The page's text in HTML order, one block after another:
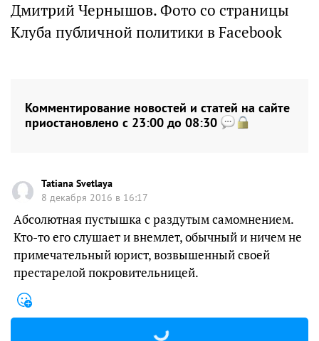
Дмитрий Чернышов. Фото со страницы
Клуба публичной политики в Facebook
Комментирование новостей и статей на сайте
приостановлено с 23:00 до 08:30
Tatiana Svetlaya
8 декабря 2016 в 16:17
Абсолютная пустышка с раздутым самомнением.
Кто-то его слушает и внемлет, обычный и ничем не
примечательный юрист, возвышенный своей
престарелой покровительницей.